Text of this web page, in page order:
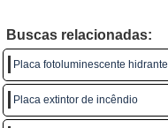
Buscas relacionadas:
Placa fotoluminescente hidrante
Placa extintor de incêndio